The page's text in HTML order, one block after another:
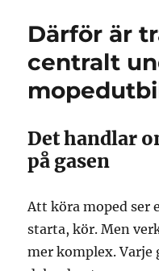
Därför är
centralt
Det handlar
på gasen
Att köra moped ser
starta, kör. Men
mer komplex. Varje